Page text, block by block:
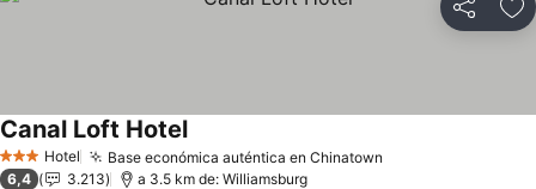
Compartir
3 Estrellas
Hotel Base económica auténtica en Chinatown
Canal Loft Hotel
6,4 3.213 a 3.5 km de: Williamsburg